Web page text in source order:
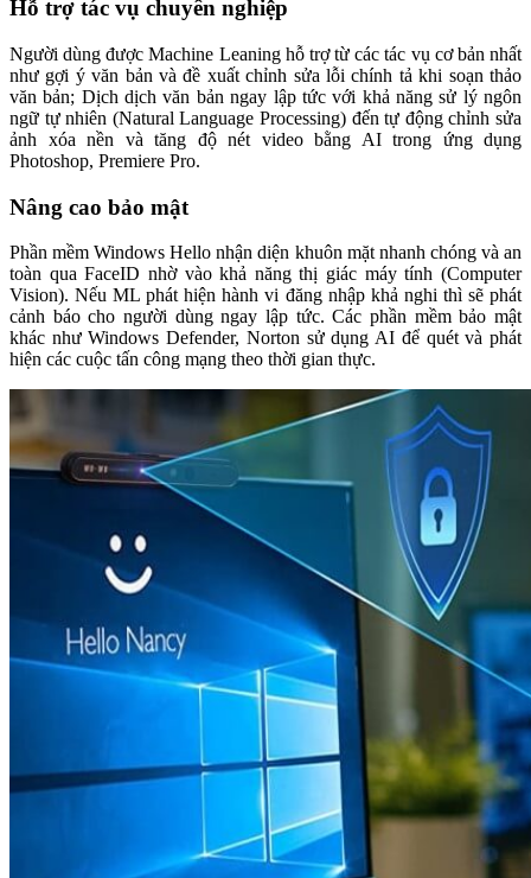
Hỗ trợ tác vụ chuyên nghiệp
Người dùng được Machine Leaning hỗ trợ từ các tác vụ cơ bản nhất
như gợi ý văn bản và đề xuất chỉnh sửa lỗi chính tả khi soạn thảo
văn bản; Dịch dịch văn bản ngay lập tức với khả năng sử lý ngôn
ngữ tự nhiên (Natural Language Processing) đến tự động chỉnh sửa
ảnh xóa nền và tăng độ nét video bằng AI trong ứng dụng
Photoshop, Premiere Pro.
Nâng cao bảo mật
Phần mềm Windows Hello nhận diện khuôn mặt nhanh chóng và an
toàn qua FaceID nhờ vào khả năng thị giác máy tính (Computer
Vision). Nếu ML phát hiện hành vi đăng nhập khả nghi thì sẽ phát
cảnh báo cho người dùng ngay lập tức. Các phần mềm bảo mật
khác như Windows Defender, Norton sử dụng AI để quét và phát
hiện các cuộc tấn công mạng theo thời gian thực.